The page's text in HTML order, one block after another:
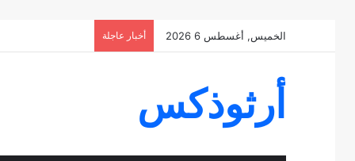
الخميس, أغسطس 6 2026 أخبار عاجلة
أرثوذكس